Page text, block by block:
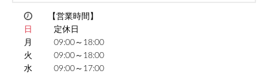
【営業時間】
日
定休日
月
09:00～18:00
火
09:00～18:00
水
09:00～17:00